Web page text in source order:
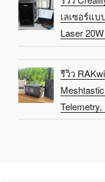
เลเซอร์แ
Laser
รีวิว